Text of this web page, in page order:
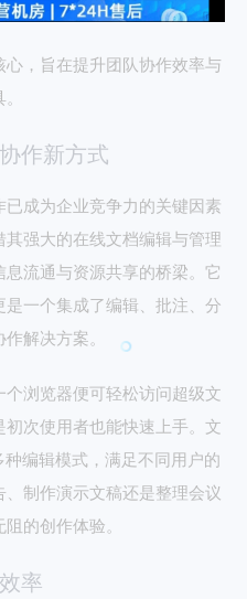
，旨在提升团队协作效率与
作新方式
成为企业竞争力的关键因素
强大的在线文档编辑与管理
流通与资源共享的桥梁。它
一个集成了编辑、批注、分
解决方案。
浏览器便可轻松访问超级文
次使用者也能快速上手。文
编辑模式，满足不同用户的
制作演示文稿还是整理会议
的创作体验。
率